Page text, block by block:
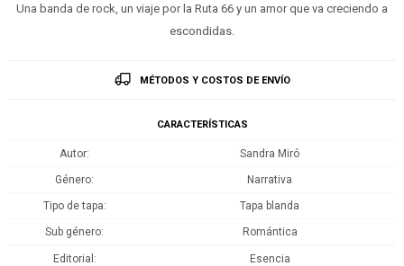
Una banda de rock, un viaje por la Ruta 66 y un amor que va creciendo a
escondidas.
MÉTODOS Y COSTOS DE ENVÍO
CARACTERÍSTICAS
Autor Sandra Miró
Género Narrativa
Tipo de tapa Tapa blanda
Sub género Romántica
Editorial Esencia